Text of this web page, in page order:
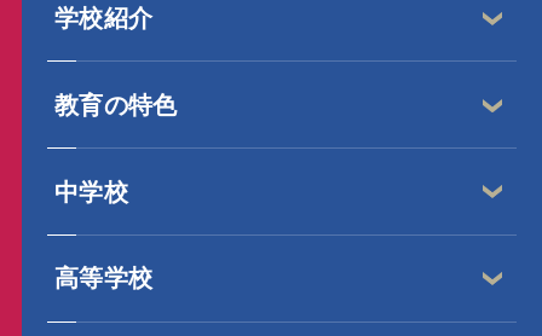
学校紹介
教育の特色
中学校
高等学校